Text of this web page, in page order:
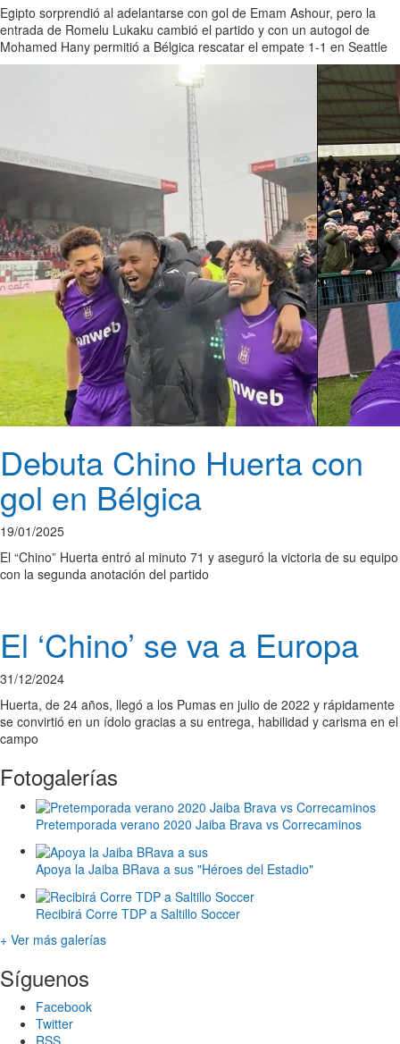
Egipto sorprendió al adelantarse con gol de Emam Ashour, pero la
entrada de Romelu Lukaku cambió el partido y con un autogol de
Mohamed Hany permitió a Bélgica rescatar el empate 1-1 en Seattle
Debuta Chino Huerta con
gol en Bélgica
19/01/2025
El “Chino” Huerta entró al minuto 71 y aseguró la victoria de su equipo
con la segunda anotación del partido
El ‘Chino’ se va a Europa
31/12/2024
Huerta, de 24 años, llegó a los Pumas en julio de 2022 y rápidamente
se convirtió en un ídolo gracias a su entrega, habilidad y carisma en el
campo
Fotogalerías
Pretemporada verano 2020 Jaiba Brava vs Correcaminos
Apoya la Jaiba BRava a sus "Héroes del Estadio"
Recibirá Corre TDP a Saltillo Soccer
+ Ver más galerías
Síguenos
Facebook
Twitter
RSS